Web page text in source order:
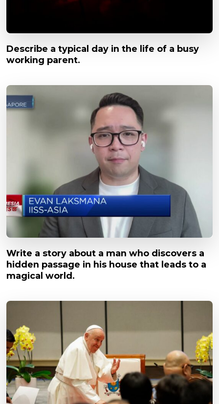
Describe a typical day in the life of a busy
working parent.
Write a story about a man who discovers a
hidden passage in his house that leads to a
magical world.